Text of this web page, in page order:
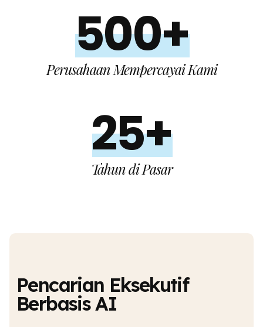
500+
Perusahaan Mempercayai Kami
25+
Tahun di Pasar
Pencarian Eksekutif
Berbasis AI